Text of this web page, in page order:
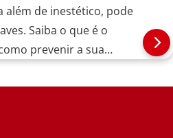
além de inestético, pode
Saiba o que é o
prevenir a sua